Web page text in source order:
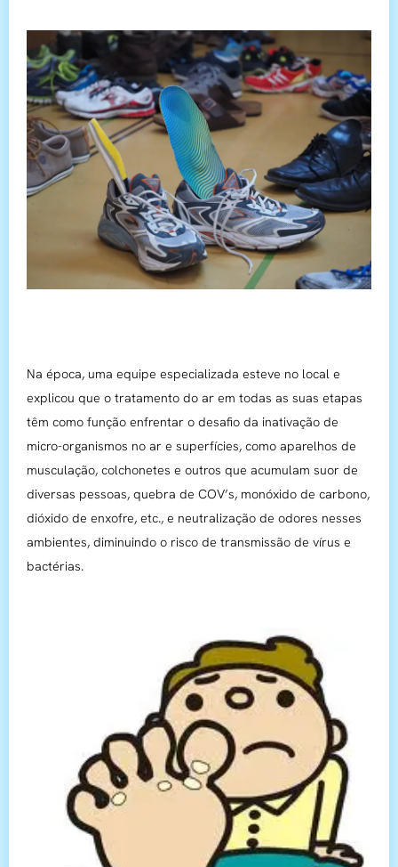
Na época, uma equipe especializada esteve no local e
explicou que o tratamento do ar em todas as suas etapas
têm como função enfrentar o desafio da inativação de
micro-organismos no ar e superfícies, como aparelhos de
musculação, colchonetes e outros que acumulam suor de
diversas pessoas, quebra de COV’s, monóxido de carbono,
dióxido de enxofre, etc., e neutralização de odores nesses
ambientes, diminuindo o risco de transmissão de vírus e
bactérias.